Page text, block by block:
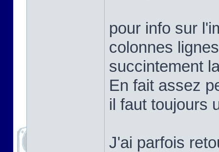
pour info sur
colonnes
succintement
En fait assez
il faut toujours
J'ai parfois